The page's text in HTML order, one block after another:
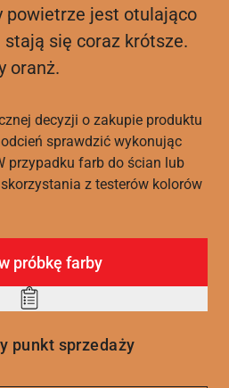
powietrze jest otulająco
stają się coraz krótsze.
oranż.
decyzji o zakupie produktu
sprawdzić wykonując
przypadku farb do ścian lub
z testerów kolorów
próbkę farby
Add
wishlist
punkt sprzedaży